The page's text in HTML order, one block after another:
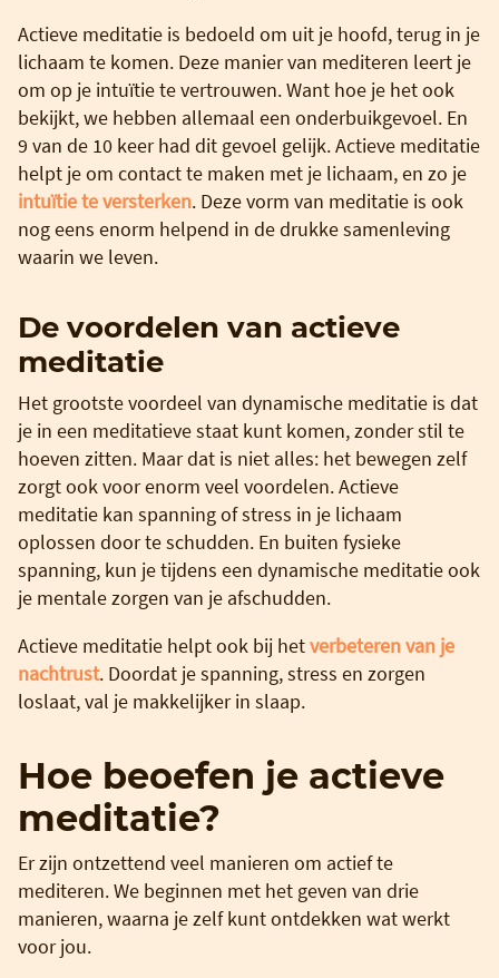
Actieve meditatie is bedoeld om uit je hoofd, terug in je
lichaam te komen. Deze manier van mediteren leert je
om op je intuïtie te vertrouwen. Want hoe je het ook
bekijkt, we hebben allemaal een onderbuikgevoel. En
9 van de 10 keer had dit gevoel gelijk. Actieve meditatie
helpt je om contact te maken met je lichaam, en zo je
intuïtie te versterken. Deze vorm van meditatie is ook
nog eens enorm helpend in de drukke samenleving
waarin we leven.
De voordelen van actieve
meditatie
Het grootste voordeel van dynamische meditatie is dat
je in een meditatieve staat kunt komen, zonder stil te
hoeven zitten. Maar dat is niet alles: het bewegen zelf
zorgt ook voor enorm veel voordelen. Actieve
meditatie kan spanning of stress in je lichaam
oplossen door te schudden. En buiten fysieke
spanning, kun je tijdens een dynamische meditatie ook
je mentale zorgen van je afschudden.
Actieve meditatie helpt ook bij hetverbeteren van je
nachtrust. Doordat je spanning, stress en zorgen
loslaat, val je makkelijker in slaap.
Hoe beoefen je actieve
meditatie?
Er zijn ontzettend veel manieren om actief te
mediteren. We beginnen met het geven van drie
manieren, waarna je zelf kunt ontdekken wat werkt
voor jou.